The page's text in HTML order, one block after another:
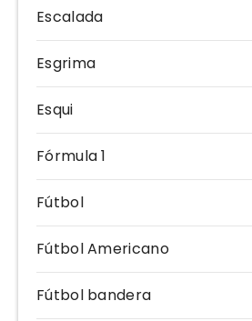
Escalada
Esgrima
Esqui
Fórmula 1
Fútbol
Fútbol Americano
Fútbol bandera